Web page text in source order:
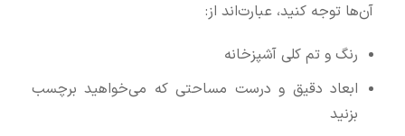
آن‌ها توجه کنید، عبارت‌اند از:
رنگ و تم کلی آشپزخانه
ابعاد دقیق و درست مساحتی که می‌خواهید برچسب
بزنید